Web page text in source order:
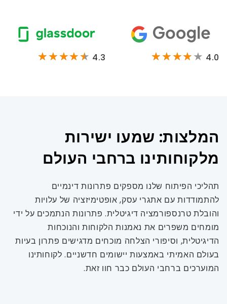
4.0
4.3
המלצות: שמעו ישירות
מלקוחותינו ברחבי העולם
תהליכי הפיתוח שלנו מספקים פתרונות דינמיים
להתמודדות עם אתגרי עסק, אופטימיזציה של עלויות
והובלת טרנספורמציה דיגיטלית. פתרונות הנתמכים על ידי
מומחים משפרים את נאמנות הלקוחות והנוכחות
הדיגיטלית, וסיפורי הצלחה מוכחים מדגישים פתרון בעיות
בעולם האמיתי באמצעות יישומים חדשניים. לקוחותינו
המוערכים ברחבי העולם כבר חוו זאת.